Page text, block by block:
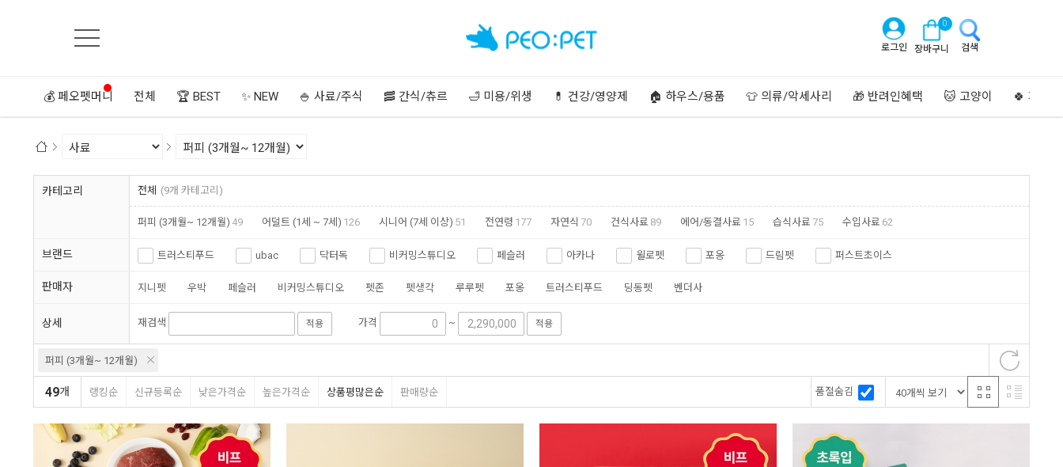
로그인 장바구니
0
검색
💰 페오펫머니 전체 🏆 BEST ✨ NEW 🍚 사료/주식 🥓 간식/츄르 🛁 미용/위생 💊 건강/영양제 🏠 하우스/용품 👕 의류/악세사리 🎁 반려인혜택 🐱 고양이 🍀 페이
카테고리 전체 (9개 카테고리)
퍼피 (3개월~ 12개월) 49 어덜트 (1세 ~ 7세) 126 시니어 (7세 이상) 51 전연령 177 자연식 70 건식사료 89 에어/동결사료 15 습식사료 75 수입사료 62
브랜드 트러스티푸드 ubac 닥터독 비커밍스튜디오 페슬러 아카나 윌로펫 포옹 드림펫 퍼스트초이스
판매자 지니펫 우박 페슬러 비커밍스튜디오 펫존 펫생각 루루펫 포옹 트러스티푸드 딩동펫 벤더사
상세 재검색 적용 가격 ~ 적용
퍼피 (3개월~ 12개월)
49개 랭킹순 신규등록순 낮은가격순 높은가격순 상품평많은순 판매량순 품절숨김